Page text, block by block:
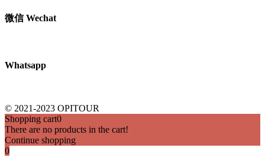
微信 Wechat
Whatsapp
© 2021-2023 OPITOUR
Shopping cart0
There are no products in the cart!
Continue shopping
0